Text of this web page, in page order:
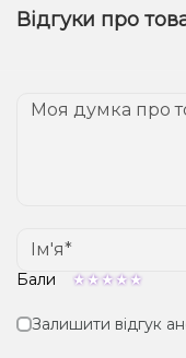
варіант.
спеціальні
Відгуки про
Бали
Залишити відгук